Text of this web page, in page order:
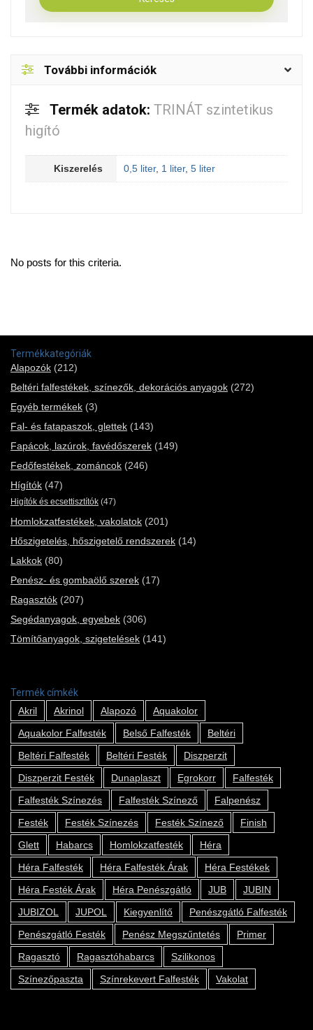
További információk
Termék adatok: TRINÁT szintetikus
higító
Kiszerelés 0,5 liter, 1 liter, 5 liter
No posts for this criteria.
Termékkategóriák
Alapozók (212)
Beltéri falfestékek, színezők, dekorációs anyagok (272)
Egyéb termékek (3)
Fal- és fatapaszok, glettek (143)
Fapácok, lazúrok, favédőszerek (149)
Fedőfestékek, zománcok (246)
Hígítók (47)
Higítók és ecsettisztítók (47)
Homlokzatfestékek, vakolatok (201)
Hőszigetelés, hőszigetelő rendszerek (14)
Lakkok (80)
Penész- és gombaölő szerek (17)
Ragasztók (207)
Segédanyagok, egyebek (306)
Tömítőanyagok, szigetelések (141)
Termék címkék
Akril
Akrinol Alapozó
Aquakolor
Aquakolor Falfesték
Belső Falfesték
Beltéri
Beltéri Falfesték
Beltéri Festék
Diszperzit
Diszperzit Festék
Dunaplaszt Egrokorr
Falfesték
Falfesték Színezés
Falfesték Színező
Falpenész
Festék
Festék Színezés Festék Színező
Finish
Glett
Habarcs Homlokzatfesték
Héra
Héra Falfesték
Héra Falfesték Árak
Héra Festékek
Héra Festék Árak
Héra Penészgátló JUB
JUBIN
JUBIZOL
JUPOL Kiegyenlítő
Penészgátló Falfesték
Penészgátló Festék
Penész Megszűntetés
Primer
Ragasztó
Ragasztóhabarcs
Szilikonos
Színezőpaszta
Színrekevert Falfesték Vakolat